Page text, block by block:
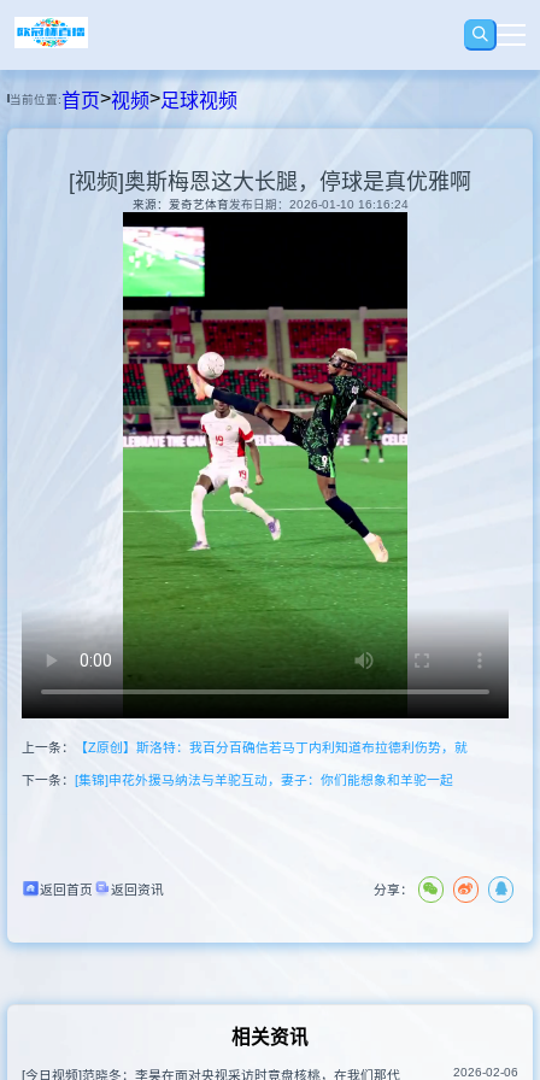
足球
录播
视频
其他赛事
当前位置:首页>视频>足球视频
[视频]奥斯梅恩这大长腿，停球是真优雅啊
来源：爱奇艺体育发布日期：2026-01-10 16:16:24
上一条： 【Z原创】斯洛特：我百分百确信若马丁内利知道布拉德利伤势，就
下一条： [集锦]申花外援马纳法与羊驼互动，妻子：你们能想象和羊驼一起
返回首页 返回资讯 分享：
相关资讯
[今日视频]范晓冬：李昊在面对央视采访时竟盘核桃，在我们那代 2026-02-06